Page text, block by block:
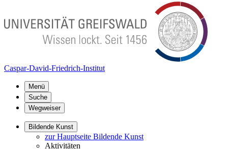
Caspar-David-Friedrich-Institut
Menü
Suche
Wegweiser
Bildende Kunst
zur Hauptseite Bildende Kunst
Aktivitäten